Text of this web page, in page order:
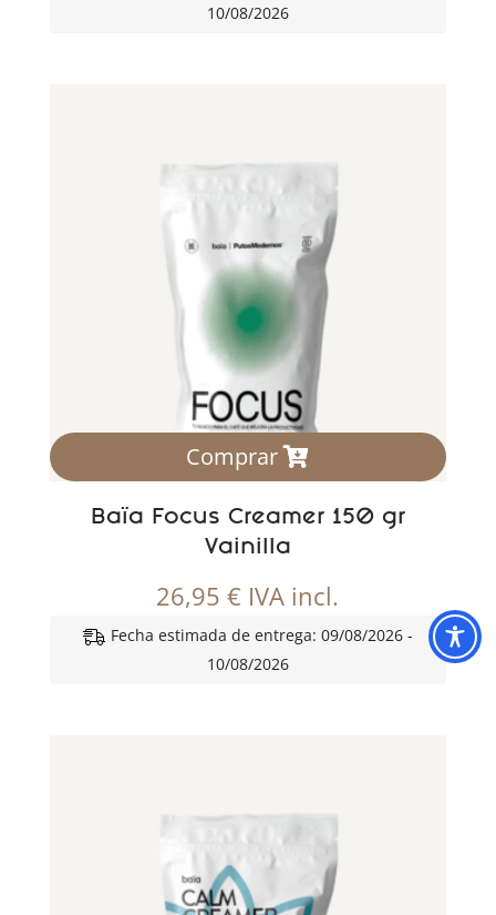
10/08/2026
Comprar
Baïa Focus Creamer 150 gr
Vainilla
26,95€ IVA incl.
Fecha estimada de entrega: 09/08/2026 -
10/08/2026